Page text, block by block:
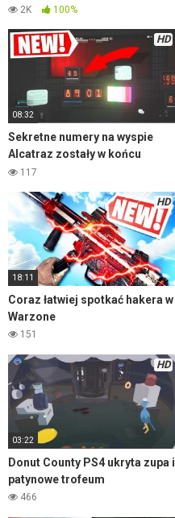
gameplay z rozgrywki
2K 100%
HD
08:32
Sekretne numery na wyspie
Alcatraz zostały w końcu
odkryte | Warzone Easter Egg
117
HD
18:11
Coraz łatwiej spotkać hakera w
Warzone
151
HD
03:22
Donut County PS4 ukryta zupa i
patynowe trofeum
466